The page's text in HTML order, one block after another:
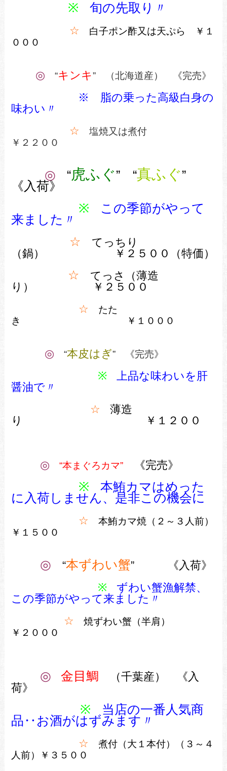
※ 旬の先取り〃
☆ 白子ポン酢又は天ぷら ￥１
０００
◎ “キンキ” （北海道産） 《完売》
※ 脂の乗った高級白身の
味わい〃
☆ 塩焼又は煮付
￥２２００
◎ “虎ふぐ” “真ふぐ”
《入荷》
※
この季節がやって
来ました 〃
☆ てっちり
（鍋） ￥２５００（特価）
☆ てっさ（薄造
り） ￥２５００
☆ たた
き ￥１０００
◎ “本皮はぎ” 《完売》
※
上品な味わいを肝
醤油で〃
☆
薄造
り ￥１２００
◎ “本まぐろカマ”《完売》
※ 本鮪カマはめった
に入荷しません、是非この機会に
☆ 本鮪カマ焼（２～３人前）
￥１５００
◎ “本ずわい蟹” 《入荷》
※
ずわい蟹漁解禁、
この季節がやって来ました〃
☆ 焼ずわい蟹（半肩）
￥２０００
◎ 金目鯛 （千葉産） 《入
荷》
※ 当店の一番人気商
品‥お酒がはずみます〃
☆ 煮付（大１本付）（３～４
人前）￥３５００